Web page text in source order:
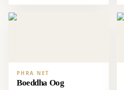
PHRA NET
Boeddha Oog